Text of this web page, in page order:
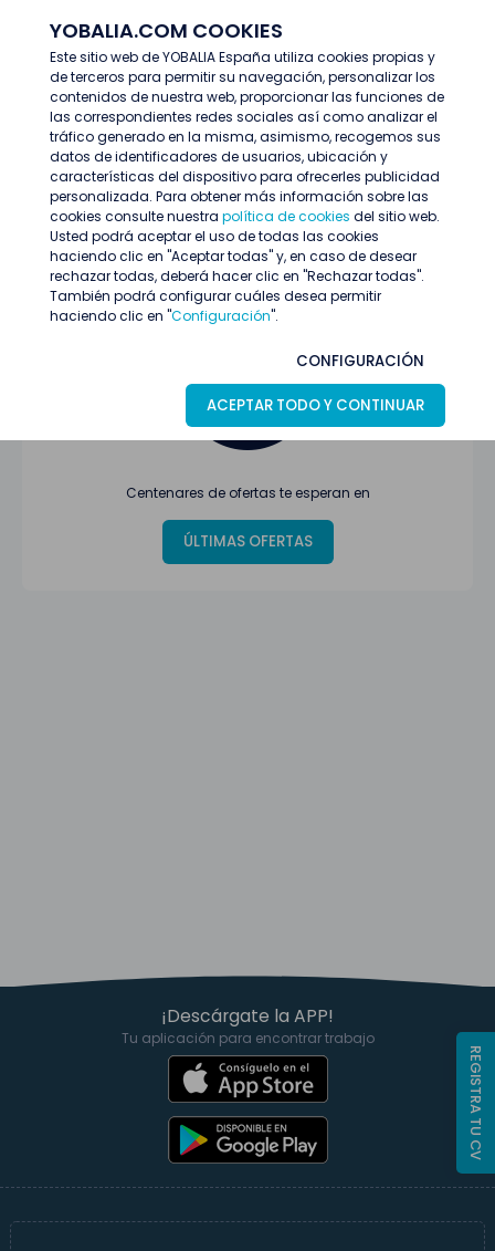
YOBALIA.COM COOKIES
Este sitio web de YOBALIA España utiliza cookies propias y
de terceros para permitir su navegación, personalizar los
contenidos de nuestra web, proporcionar las funciones de
las correspondientes redes sociales así como analizar el
tráfico generado en la misma, asimismo, recogemos sus
datos de identificadores de usuarios, ubicación y
características del dispositivo para ofrecerles publicidad
personalizada. Para obtener más información sobre las
cookies consulte nuestra política de cookies del sitio web.
Usted podrá aceptar el uso de todas las cookies
haciendo clic en "Aceptar todas" y, en caso de desear
rechazar todas, deberá hacer clic en "Rechazar todas".
También podrá configurar cuáles desea permitir
haciendo clic en "Configuración".
CONFIGURACIÓN
ACEPTAR TODO Y CONTINUAR
Últimas ofertas
Oferta no encontrada o ha finalizado su
proceso de selección
Centenares de ofertas te esperan en
ÚLTIMAS OFERTAS
¡Descárgate la APP!
Tu aplicación para encontrar trabajo
REGISTRA TU CV